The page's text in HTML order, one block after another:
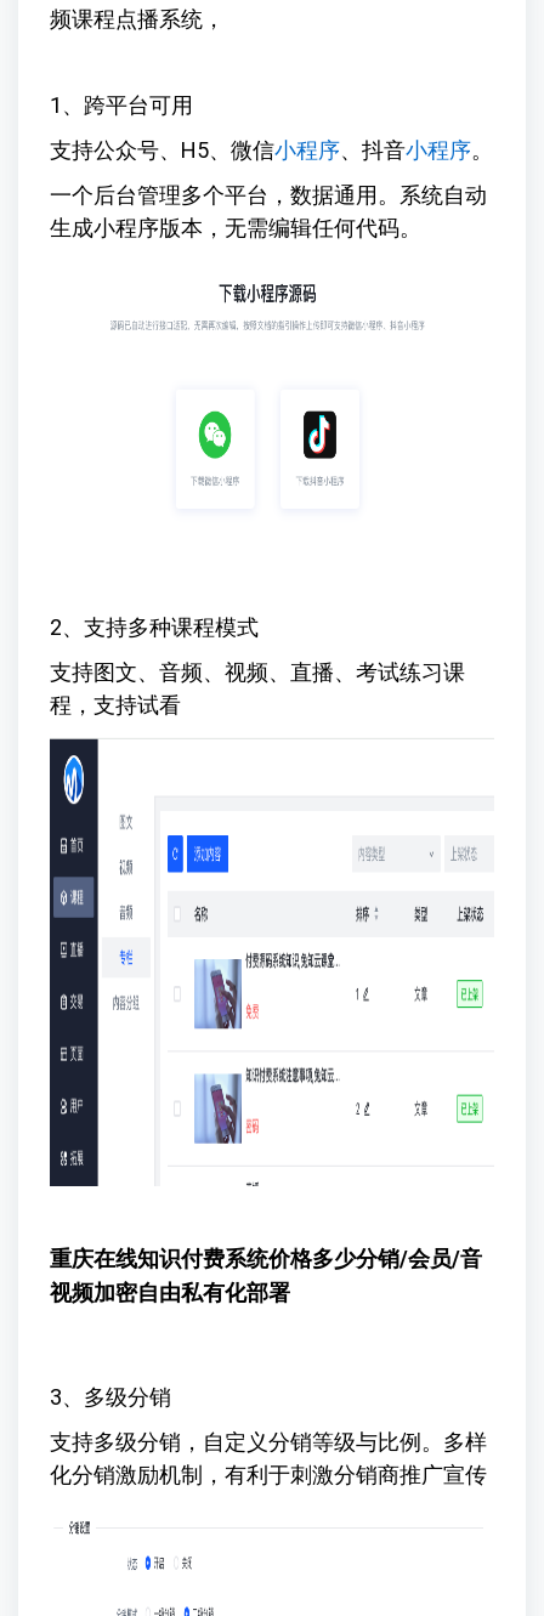
频课程点播系统，
1、跨平台可用
支持公众号、H5、微信小程序、抖音小程序。
一个后台管理多个平台，数据通用。系统自动
生成小程序版本，无需编辑任何代码。
2、支持多种课程模式
支持图文、音频、视频、直播、考试练习课
程，支持试看
重庆在线知识付费系统价格多少分销/会员/音
视频加密自由私有化部署
3、多级分销
支持多级分销，自定义分销等级与比例。多样
化分销激励机制，有利于刺激分销商推广宣传